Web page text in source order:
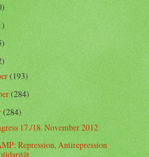
(193)
(284)
(284)
17./18. November 2012
Repression, Antirepression